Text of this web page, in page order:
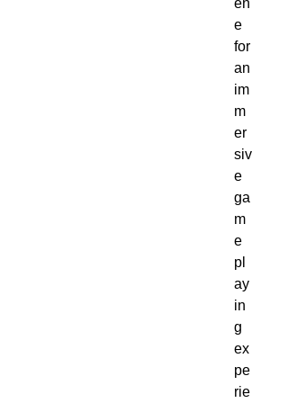
en
e
for
an
im
m
er
siv
e
ga
m
e
pl
ay
in
g
ex
pe
rie